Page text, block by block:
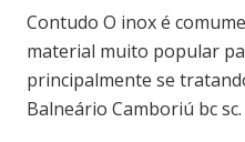
Contudo O inox é
material muito popular
principalmente se
Balneário Camboriú bc sc.